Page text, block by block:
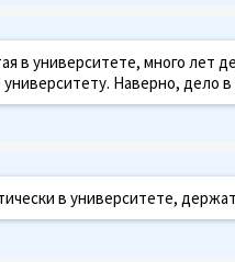
в университете, много
Наверно, дело
в университете,